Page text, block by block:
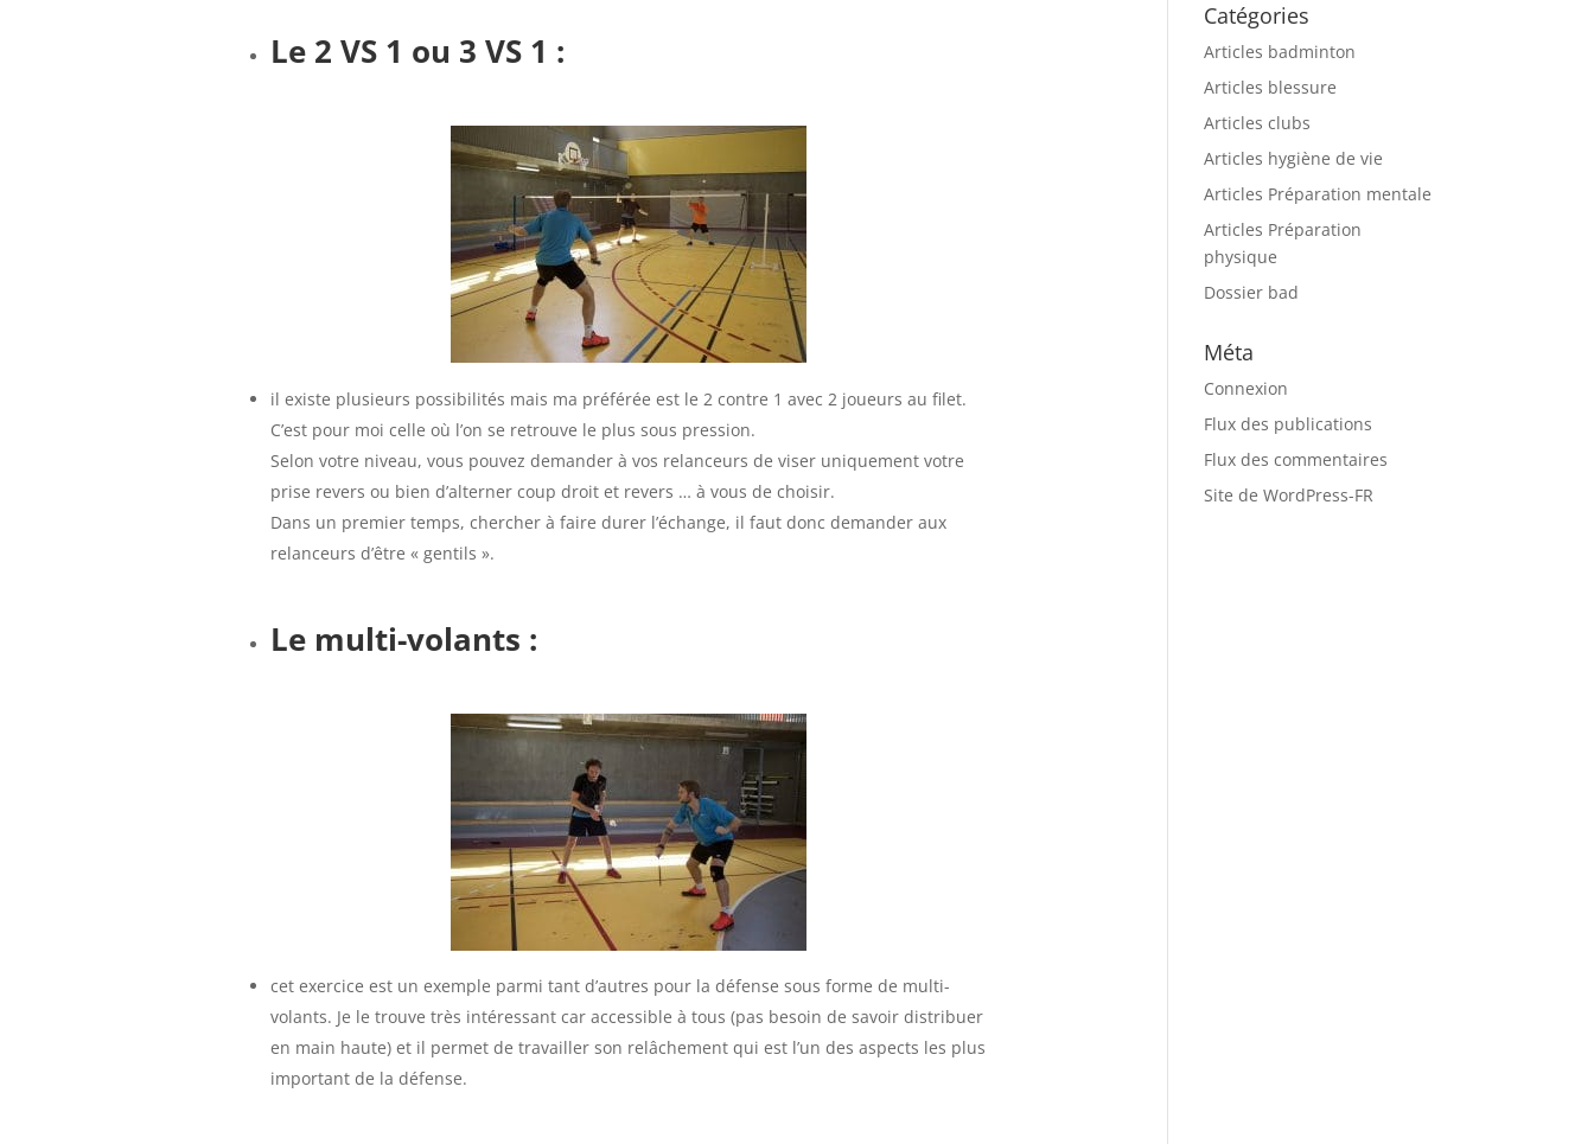
Le 2 VS 1 ou 3 VS 1 :
il existe plusieurs possibilités mais ma préférée est le 2 contre 1 avec 2 joueurs au filet.
C’est pour moi celle où l’on se retrouve le plus sous pression.
Selon votre niveau, vous pouvez demander à vos relanceurs de viser uniquement votre
prise revers ou bien d’alterner coup droit et revers … à vous de choisir.
Dans un premier temps, chercher à faire durer l’échange, il faut donc demander aux
relanceurs d’être « gentils ».
Le multi-volants :
cet exercice est un exemple parmi tant d’autres pour la défense sous forme de multi-
volants. Je le trouve très intéressant car accessible à tous (pas besoin de savoir distribuer
en main haute) et il permet de travailler son relâchement qui est l’un des aspects les plus
important de la défense.
Catégories
Articles badminton
Articles blessure
Articles clubs
Articles hygiène de vie
Articles Préparation mentale
Articles Préparation
physique
Dossier bad
Méta
Connexion
Flux des publications
Flux des commentaires
Site de WordPress-FR